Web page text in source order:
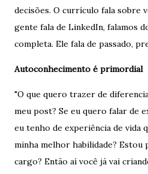
decisões. O currículo fala sobre
gente fala de LinkedIn, falamos
completa. Ele fala de passado,
Autoconhecimento é primordial
"O que quero trazer de
meu post? Se eu quero falar de
eu tenho de experiência de vida
minha melhor habilidade? Estou
cargo? Então aí você já vai